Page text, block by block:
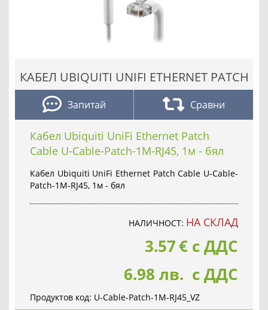
КАБЕЛ UBIQUITI UNIFI ETHERNET PATCH
Запитай Сравни
Кабел Ubiquiti UniFi Ethernet Patch
Cable U-Cable-Patch-1M-RJ45, 1м - бял
Кабел Ubiquiti UniFi Ethernet Patch Cable U-Cable-
Patch-1M-RJ45, 1м - бял
НАЛИЧНОСТ: НА СКЛАД
3.57€ с ДДС
6.98 лв. с ДДС
Продуктов код: U-Cable-Patch-1M-RJ45_VZ